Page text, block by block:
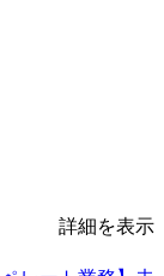
詳細を表示